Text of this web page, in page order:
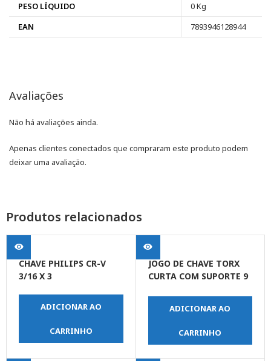
PESO LÍQUIDO
0 Kg
EAN
7893946128944
Avaliações
Não há avaliações ainda.
Apenas clientes conectados que compraram este produto podem
deixar uma avaliação.
Produtos relacionados
CHAVE PHILIPS CR-V
3/16 X 3
ADICIONAR AO
CARRINHO
JOGO DE CHAVE TORX
CURTA COM SUPORTE 9
ADICIONAR AO
CARRINHO